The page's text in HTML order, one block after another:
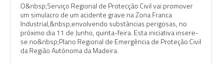
O&nbsp;Serviço Regional de Protecção Civil vai promover
um simulacro de um acidente grave na Zona Franca
Industrial,&nbsp;envolvendo substâncias perigosas, no
próximo dia 11 de Junho, quinta-feira. Esta iniciativa insere-
se no&nbsp;Plano Regional de Emergência de Proteção Civil
da Região Autónoma da Madeira.